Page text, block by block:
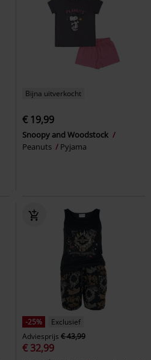
Bijna uitverkocht
€ 19,99
Snoopy and Woodstock
Peanuts
Pyjama
-25%
Exclusief
Adviesprijs € 43,99
€ 32,99